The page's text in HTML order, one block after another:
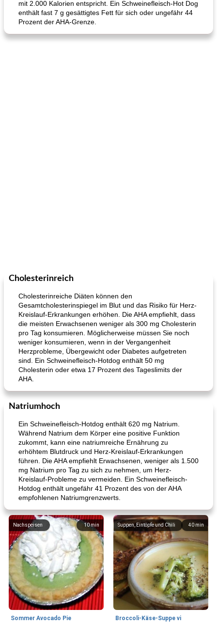
Hühnchen, Süßkartoffelsuppe
mit 2.000 Kalorien entspricht. Ein Schweinefleisch-Hot Dog
enthält fast 7 g gesättigtes Fett für sich oder ungefähr 44
Prozent der AHA-Grenze.
Cholesterinreich
Cholesterinreiche Diäten können den
Gesamtcholesterinspiegel im Blut und das Risiko für Herz-
Kreislauf-Erkrankungen erhöhen. Die AHA empfiehlt, dass
die meisten Erwachsenen weniger als 300 mg Cholesterin
pro Tag konsumieren. Möglicherweise müssen Sie noch
weniger konsumieren, wenn in der Vergangenheit
Herzprobleme, Übergewicht oder Diabetes aufgetreten
sind. Ein Schweinefleisch-Hotdog enthält 50 mg
Cholesterin oder etwa 17 Prozent des Tageslimits der
AHA.
Natriumhoch
Ein Schweinefleisch-Hotdog enthält 620 mg Natrium.
Während Natrium dem Körper eine positive Funktion
zukommt, kann eine natriumreiche Ernährung zu
erhöhtem Blutdruck und Herz-Kreislauf-Erkrankungen
führen. Die AHA empfiehlt Erwachsenen, weniger als 1.500
mg Natrium pro Tag zu sich zu nehmen, um Herz-
Kreislauf-Probleme zu vermeiden. Ein Schweinefleisch-
Hotdog enthält ungefähr 41 Prozent des von der AHA
empfohlenen Natriumgrenzwerts.
10min
Nachspeisen
Sommer Avocado Pie
40 min
Suppen, Eintöpfe und Chili
Broccoli-Käse-Suppe vi